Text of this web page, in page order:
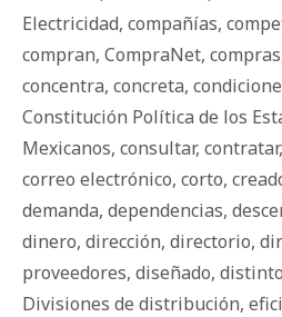
Electricidad, compañías,
compran, CompraNet, compras
concentra, concreta,
Constitución Política de los
Mexicanos, consultar, contratar,
correo electrónico, corto,
demanda, dependencias,
dinero, dirección, directorio,
proveedores, diseñado,
Divisiones de distribución,